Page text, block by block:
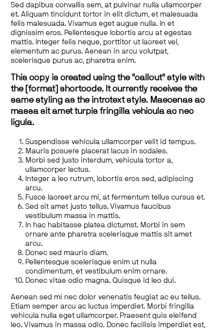
Sed dapibus convallis sem, at pulvinar nulla ullamcorper
et. Aliquam tincidunt tortor in elit dictum, et malesuada
felis malesuada. Vivamus eget augue nulla. In et
dignissim eros. Pellentesque lobortis arcu at egestas
mattis. Integer felis neque, porttitor ut laoreet vel,
elementum ac purus. Aenean in arcu volutpat,
scelerisque purus ac, pharetra enim.
This copy is created using the "callout" style with
the [format] shortcode. It currently receives the
same styling as the introtext style. Maecenas ac
massa sit amet turpis fringilla vehicula ac nec
ligula.
Suspendisse vehicula ullamcorper velit id tempus.
Mauris posuere placerat lacus in sodales.
Morbi sed justo interdum, vehicula tortor a,
ullamcorper lectus.
Integer a leo rutrum, lobortis eros sed, adipiscing
arcu.
Fusce laoreet arcu mi, at fermentum tellus cursus et.
Sed sit amet justo tellus. Vivamus faucibus
vestibulum massa in mattis.
In hac habitasse platea dictumst. Morbi in sem
ornare ante pharetra scelerisque mattis sit amet
arcu.
Donec sed mauris diam.
Pellentesque scelerisque enim ut nulla
condimentum, et vestibulum enim ornare.
Donec vitae odio magna. Quisque id leo dui.
Aenean sed mi nec dolor venenatis feugiat ac eu tellus.
Etiam semper arcu ac luctus imperdiet. Morbi fringilla
vehicula nulla eget ullamcorper. Praesent quis eleifend
leo. Vivamus in massa odio. Donec facilisis imperdiet est,